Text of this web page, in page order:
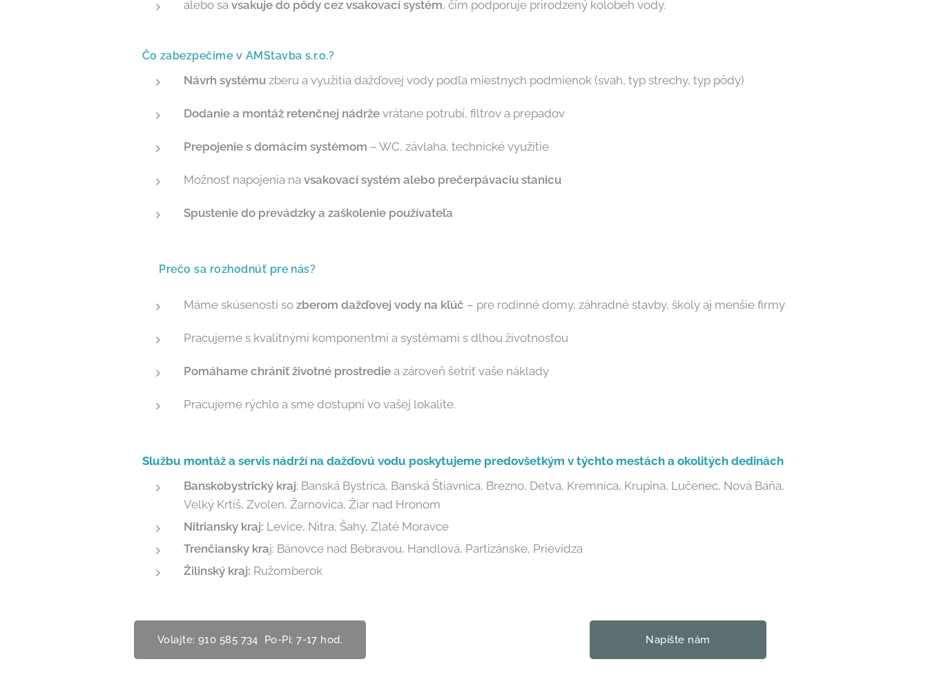
alebo sa vsakuje do pôdy cez vsakovací systém, čím podporuje prirodzený kolobeh vody.
Čo zabezpečíme v AMStavba s.r.o.?
Návrh systémuzberu a využitia dažďovej vody podľa miestnych podmienok (svah, typ strechy, typ pôdy)
Dodanie a montáž retenčnej nádrževrátane potrubí, filtrov a prepadov
Prepojenie s domácim systémom – WC, závlaha, technické využitie
Možnosť napojenia na vsakovací systém alebo prečerpávaciu stanicu
Spustenie do prevádzky a zaškolenie používateľa
✅ Prečo sa rozhodnúť pre nás?
Máme skúsenosti so zberom dažďovej vody na kľúč – pre rodinné domy, záhradné stavby, školy aj menšie firmy
Pracujeme s kvalitnými komponentmi a systémami s dlhou životnosťou
Pomáhame chrániť životné prostrediea zároveň šetriť vaše náklady
Pracujeme rýchlo a sme dostupní vo vašej lokalite.
Službu montáž a servis nádrží na dažďovú vodu poskytujeme predovšetkým v týchto mestách a okolitých dedinách
Banskobystrický kraj: Banská Bystrica, Banská Štiavnica, Brezno, Detva, Kremnica, Krupina, Lučenec, Nová Baňa,
Velký Krtíš, Zvolen, Žarnovica, Žiar nad Hronom
Nitriansky kraj: Levice, Nitra, Šahy, Zlaté Moravce
Trenčiansky kraj: Bánovce nad Bebravou, Handlová, Partizánske, Prievidza
Žilinský kraj: Ružomberok
Volajte: 910 585 734 Po-Pi: 7-17 hod. Napíšte nám